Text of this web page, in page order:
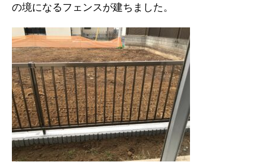
の境になるフェンスが建ちました。